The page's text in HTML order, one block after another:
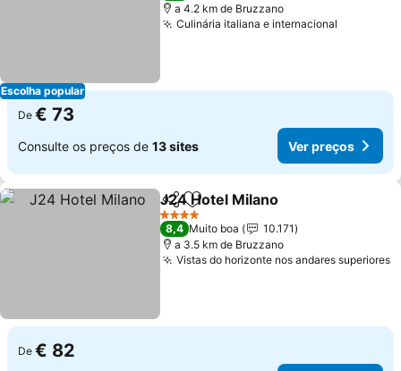
Escolha popular
a 4.2 km de Bruzzano
Culinária italiana e internacional
De € 73
Consulte os preços de 13 sites Ver preços
PartilharAdicionar aos favoritos
J24 Hotel Milano
4 Estrelas
8,4 Muito boa
10.171
a 3.5 km de Bruzzano
Vistas do horizonte nos andares superiores
De € 82